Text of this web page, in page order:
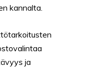
kannalta.
ja